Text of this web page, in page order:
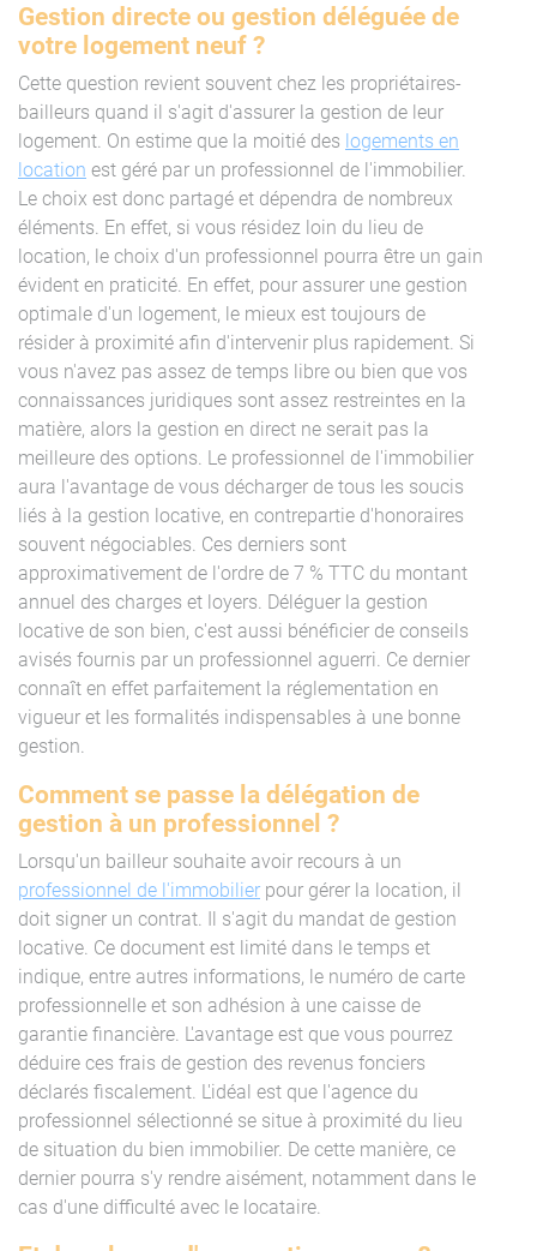
Gestion directe ou gestion déléguée de
votre logement neuf ?
Cette question revient souvent chez les propriétaires-
bailleurs quand il s'agit d'assurer la gestion de leur
logement. On estime que la moitié des logements en
location est géré par un professionnel de l'immobilier.
Le choix est donc partagé et dépendra de nombreux
éléments. En effet, si vous résidez loin du lieu de
location, le choix d'un professionnel pourra être un gain
évident en praticité. En effet, pour assurer une gestion
optimale d'un logement, le mieux est toujours de
résider à proximité afin d'intervenir plus rapidement. Si
vous n'avez pas assez de temps libre ou bien que vos
connaissances juridiques sont assez restreintes en la
matière, alors la gestion en direct ne serait pas la
meilleure des options. Le professionnel de l'immobilier
aura l'avantage de vous décharger de tous les soucis
liés à la gestion locative, en contrepartie d'honoraires
souvent négociables. Ces derniers sont
approximativement de l'ordre de 7 % TTC du montant
annuel des charges et loyers. Déléguer la gestion
locative de son bien, c'est aussi bénéficier de conseils
avisés fournis par un professionnel aguerri. Ce dernier
connaît en effet parfaitement la réglementation en
vigueur et les formalités indispensables à une bonne
gestion.
Comment se passe la délégation de
gestion à un professionnel ?
Lorsqu'un bailleur souhaite avoir recours à un
professionnel de l'immobilier pour gérer la location, il
doit signer un contrat. Il s'agit du mandat de gestion
locative. Ce document est limité dans le temps et
indique, entre autres informations, le numéro de carte
professionnelle et son adhésion à une caisse de
garantie financière. L'avantage est que vous pourrez
déduire ces frais de gestion des revenus fonciers
déclarés fiscalement. L'idéal est que l'agence du
professionnel sélectionné se situe à proximité du lieu
de situation du bien immobilier. De cette manière, ce
dernier pourra s'y rendre aisément, notamment dans le
cas d'une difficulté avec le locataire.